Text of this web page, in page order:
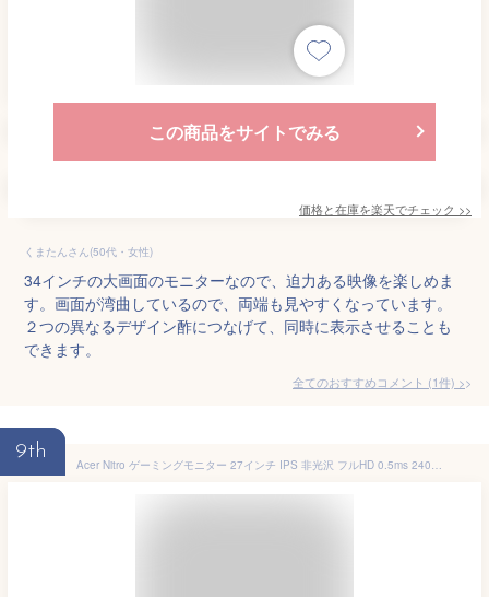
この商品をサイトでみる
価格と在庫を楽天でチェック >>
くまたんさん(50代・女性)
34インチの大画面のモニターなので、迫力ある映像を楽しめま
す。画面が湾曲しているので、両端も見やすくなっています。
２つの異なるデザイン酢につなげて、同時に表示させることも
できます。
全てのおすすめコメント (1件) >
9th
Acer Nitro ゲーミングモニター 27インチ IPS 非光沢 フルHD 0.5ms 240Hz HDMI (280Hz DisplayPort/オーバークロック) AMD FreeSync Premium VESA DisplayHDR 400 スピーカー内蔵 VESAマウント対応 チルト VG271Zbmiipx